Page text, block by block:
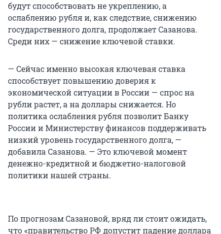
будут способствовать не укреплению, а
ослаблению рубля и, как следствие, снижению
государственного долга, продолжает Сазанова.
Среди них — снижение ключевой ставки.
— Сейчас именно высокая ключевая ставка
способствует повышению доверия к
экономической ситуации в России — спрос на
рубли растет, а на доллары снижается. Но
политика ослабления рубля позволит Банку
России и Министерству финансов поддерживать
низкий уровень государственного долга, —
добавила Сазанова. — Это ключевой момент
денежно-кредитной и бюджетно-налоговой
политики нашей страны.
По прогнозам Сазановой, вряд ли стоит ожидать,
что «правительство РФ допустит падение доллара